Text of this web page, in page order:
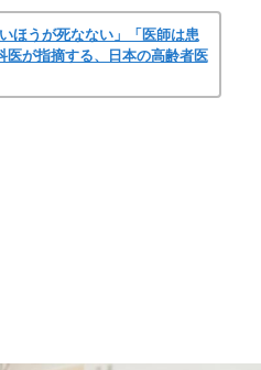
ほうが死なない」「医師は患
医が指摘する、日本の高齢者医